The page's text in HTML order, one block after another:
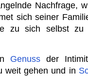
Nachfrage,
sich seiner
zu sich selbst zu
Genuss der
weit gehen und in